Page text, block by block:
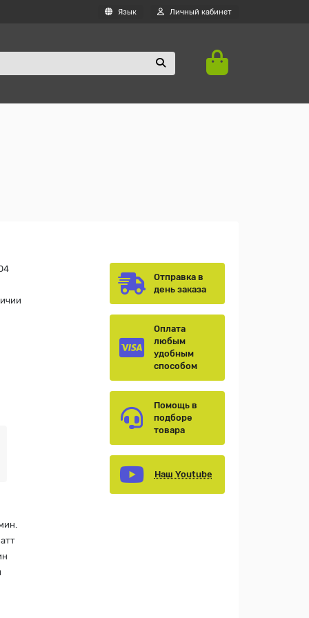
Язык Личный кабинет
Отправка в
день заказа
Оплата
любым
удобным
способом
Помощь в
подборе
товара
Наш Youtube